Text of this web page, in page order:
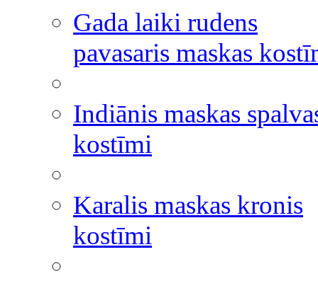
Gada laiki rudens
pavasaris maskas
Indiānis maskas
kostīmi
Karalis maskas kronis
kostīmi